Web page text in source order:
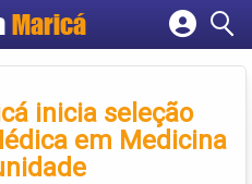
Maricá
empresa
conta
inicia seleção
em Medicina